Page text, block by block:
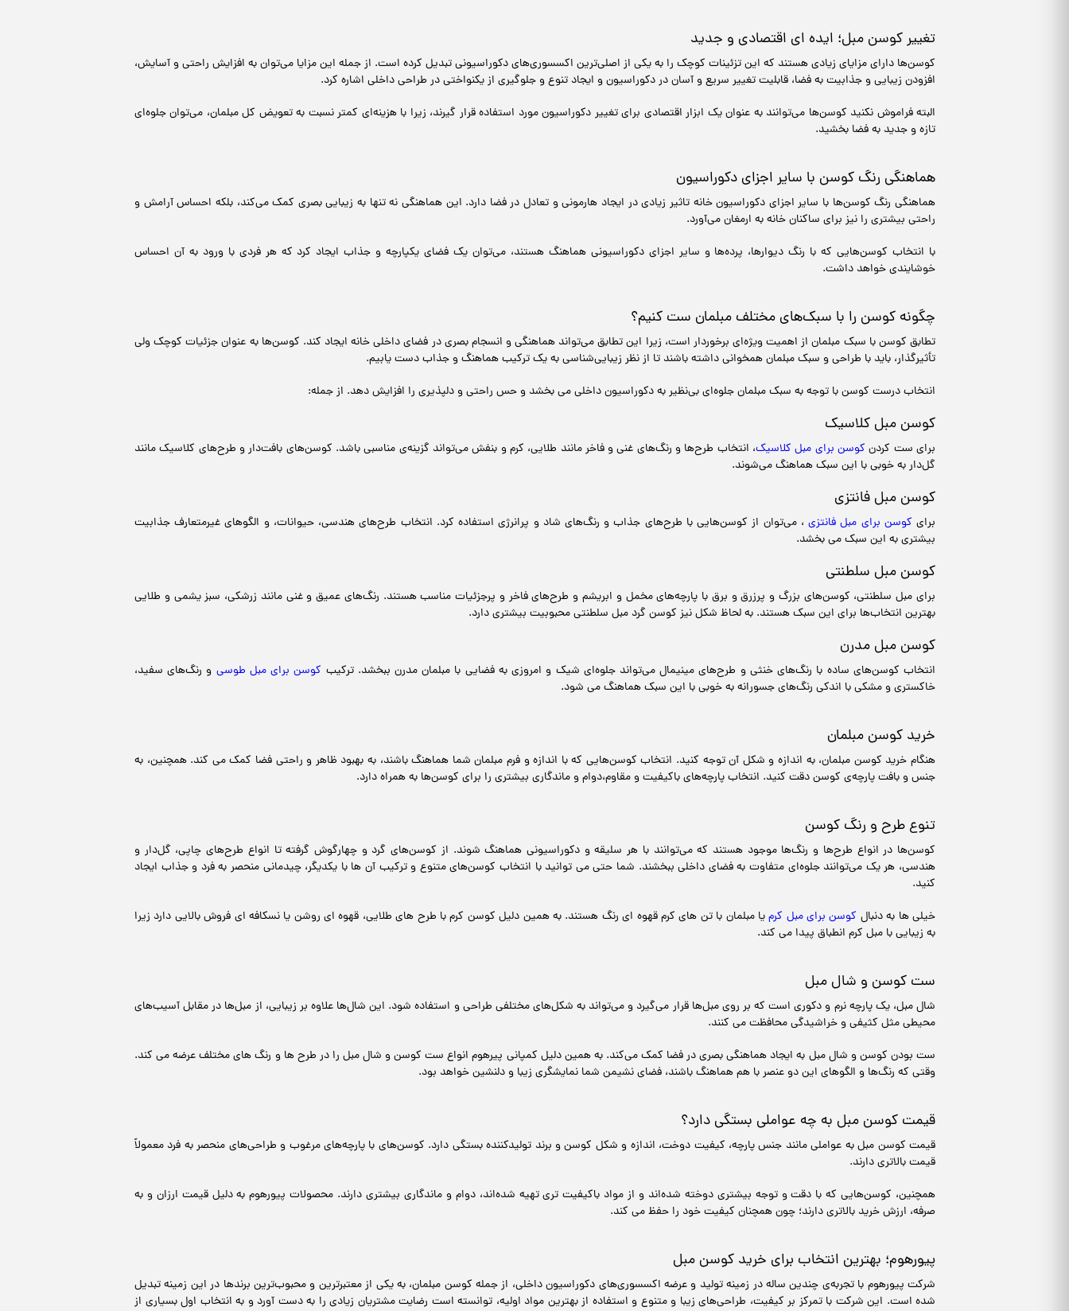
تغییر کوسن مبل؛ ایده ای اقتصادی و جدید
کوسن‌ها دارای مزایای زیادی هستند که این تزئینات کوچک را به یکی از اصلی‌ترین اکسسوری‌های دکوراسیونی تبدیل کرده است. از جمله این مزایا می‌توان به افزایش راحتی و آسایش،
افزودن زیبایی و جذابیت به فضا، قابلیت تغییر سریع و آسان در دکوراسیون و ایجاد تنوع و جلوگیری از یکنواختی در طراحی داخلی اشاره کرد.
البته فراموش نکنید کوسن‌ها می‌توانند به عنوان یک ابزار اقتصادی برای تغییر دکوراسیون مورد استفاده قرار گیرند، زیرا با هزینه‌ای کمتر نسبت به تعویض کل مبلمان، می‌توان جلوه‌ای
تازه و جدید به فضا بخشید.
هماهنگی رنگ کوسن با سایر اجزای دکوراسیون
هماهنگی رنگ کوسن‌ها با سایر اجزای دکوراسیون خانه تاثیر زیادی در ایجاد هارمونی و تعادل در فضا دارد. این هماهنگی نه تنها به زیبایی بصری کمک می‌کند، بلکه احساس آرامش و
راحتی بیشتری را نیز برای ساکنان خانه به ارمغان می‌آورد.
با انتخاب کوسن‌هایی که با رنگ دیوارها، پرده‌ها و سایر اجزای دکوراسیونی هماهنگ هستند، می‌توان یک فضای یکپارچه و جذاب ایجاد کرد که هر فردی با ورود به آن احساس
خوشایندی خواهد داشت.
چگونه کوسن را با سبک‌های مختلف مبلمان ست کنیم؟
تطابق کوسن با سبک مبلمان از اهمیت ویژه‌ای برخوردار است، زیرا این تطابق می‌تواند هماهنگی و انسجام بصری در فضای داخلی خانه ایجاد کند. کوسن‌ها به عنوان جزئیات کوچک ولی
تأثیرگذار، باید با طراحی و سبک مبلمان همخوانی داشته باشند تا از نظر زیبایی‌شناسی به یک ترکیب هماهنگ و جذاب دست یابیم.
انتخاب درست کوسن با توجه به سبک مبلمان جلوه‌ای بی‌نظیر به دکوراسیون داخلی می بخشد و حس راحتی و دلپذیری را افزایش دهد. از جمله:
کوسن مبل کلاسیک
برای ست کردن کوسن برای مبل کلاسیک، انتخاب طرح‌ها و رنگ‌های غنی و فاخر مانند طلایی، کرم و بنفش می‌تواند گزینه‌ی مناسبی باشد. کوسن‌های بافت‌دار و طرح‌های کلاسیک مانند
گل‌دار به خوبی با این سبک هماهنگ می‌شوند.
کوسن مبل فانتزی
برای کوسن برای مبل فانتزی ، می‌توان از کوسن‌هایی با طرح‌های جذاب و رنگ‌های شاد و پرانرژی استفاده کرد. انتخاب طرح‌های هندسی، حیوانات، و الگوهای غیرمتعارف جذابیت
بیشتری به این سبک می بخشد.
کوسن مبل سلطنتی
برای مبل سلطنتی، کوسن‌های بزرگ و پرزرق و برق با پارچه‌های مخمل و ابریشم و طرح‌های فاخر و پرجزئیات مناسب هستند. رنگ‌های عمیق و غنی مانند زرشکی، سبز یشمی و طلایی
بهترین انتخاب‌ها برای این سبک هستند. به لحاظ شکل نیز کوسن گرد مبل سلطنتی محبوبیت بیشتری دارد.
کوسن مبل مدرن
انتخاب کوسن‌های ساده با رنگ‌های خنثی و طرح‌های مینیمال می‌تواند جلوه‌ای شیک و امروزی به فضایی با مبلمان مدرن ببخشد. ترکیب کوسن برای مبل طوسی و رنگ‌های سفید،
خاکستری و مشکی با اندکی رنگ‌های جسورانه به خوبی با این سبک هماهنگ می شود.
خرید کوسن مبلمان
هنگام خرید کوسن مبلمان، به اندازه و شکل آن توجه کنید. انتخاب کوسن‌هایی که با اندازه و فرم مبلمان شما هماهنگ باشند، به بهبود ظاهر و راحتی فضا کمک می کند. همچنین، به
جنس و بافت پارچه‌ی کوسن دقت کنید. انتخاب پارچه‌های باکیفیت و مقاوم،دوام و ماندگاری بیشتری را برای کوسن‌ها به همراه دارد.
تنوع طرح و رنگ کوسن
کوسن‌ها در انواع طرح‌ها و رنگ‌ها موجود هستند که می‌توانند با هر سلیقه و دکوراسیونی هماهنگ شوند. از کوسن‌های گرد و چهارگوش گرفته تا انواع طرح‌های چاپی، گل‌دار و
هندسی، هر یک می‌توانند جلوه‌ای متفاوت به فضای داخلی ببخشند. شما حتی می توانید با انتخاب کوسن‌های متنوع و ترکیب آن ها با یکدیگر، چیدمانی منحصر به فرد و جذاب ایجاد
کنید.
خیلی ها به دنبال کوسن برای مبل کرمیا مبلمان با تن های کرم قهوه ای رنگ هستند. به همین دلیل کوسن کرم با طرح های طلایی، قهوه ای روشن یا نسکافه ای فروش بالایی دارد زیرا
به زیبایی با مبل کرم انطباق پیدا می کند.
ست کوسن و شال مبل
شال مبل، یک پارچه نرم و دکوری است که بر روی مبل‌ها قرار می‌گیرد و می‌تواند به شکل‌های مختلفی طراحی و استفاده شود. این شال‌ها علاوه بر زیبایی، از مبل‌ها در مقابل آسیب‌های
محیطی مثل کثیفی و خراشیدگی محافظت می کنند.
ست بودن کوسن و شال مبل به ایجاد هماهنگی بصری در فضا کمک می‌کند. به همین دلیل کمپانی پیرهوم انواع ست کوسن و شال مبل را در طرح ها و رنگ های مختلف عرضه می کند.
وقتی که رنگ‌ها و الگوهای این دو عنصر با هم هماهنگ باشند، فضای نشیمن شما نمایشگری زیبا و دلنشین خواهد بود.
قیمت کوسن مبل به چه عواملی بستگی دارد؟
قیمت کوسن مبل به عواملی مانند جنس پارچه، کیفیت دوخت، اندازه و شکل کوسن و برند تولیدکننده بستگی دارد. کوسن‌های با پارچه‌های مرغوب و طراحی‌های منحصر به فرد معمولاً
قیمت بالاتری دارند.
همچنین، کوسن‌هایی که با دقت و توجه بیشتری دوخته شده‌اند و از مواد باکیفیت‌ تری تهیه شده‌اند، دوام و ماندگاری بیشتری دارند. محصولات پیورهوم به دلیل قیمت ارزان و به
صرفه، ارزش خرید بالاتری دارند؛ چون همچنان کیفیت خود را حفظ می کند.
پیورهوم؛ بهترین انتخاب برای خرید کوسن مبل
شرکت پیورهوم با تجربه‌ی چندین ساله در زمینه تولید و عرضه اکسسوری‌های دکوراسیون داخلی، از جمله کوسن مبلمان، به یکی از معتبرترین و محبوب‌ترین برندها در این زمینه تبدیل
شده است. این شرکت با تمرکز بر کیفیت، طراحی‌های زیبا و متنوع و استفاده از بهترین مواد اولیه، توانسته است رضایت مشتریان زیادی را به دست آورد و به انتخاب اول بسیاری از